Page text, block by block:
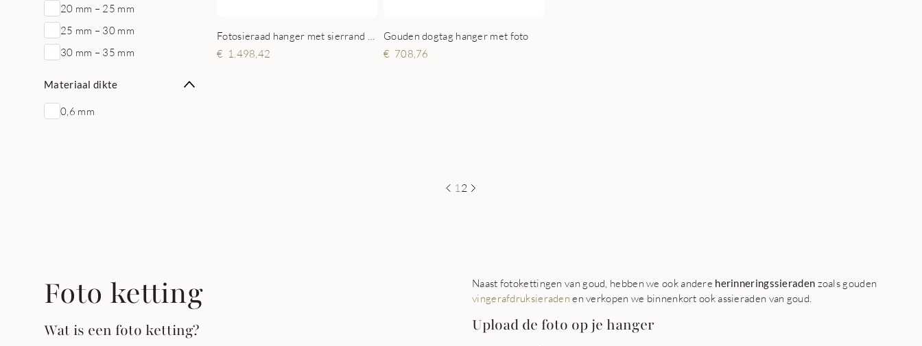
20 mm – 25 mm
25 mm – 30 mm
30 mm – 35 mm
Materiaal dikte
0,6 mm
1.498,42
Gouden dogtag hanger met foto
708,76
1 2
Foto ketting
Wat is een foto ketting?
Naast fotokettingen van goud, hebben we ook andere herinneringssieraden zoals gouden
vingerafdruksieradenen verkopen we binnenkort ook assieraden van goud.
Upload de foto op je hanger